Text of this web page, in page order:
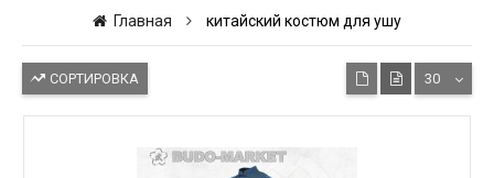
Главная китайский костюм для ушу
СОРТИРОВКА 30